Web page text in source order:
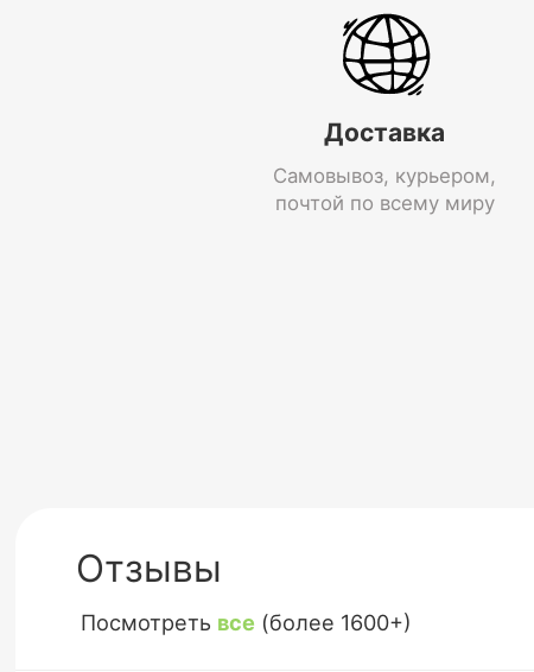
Доставка
Самовывоз, курьером,
почтой по всему миру
Отзывы
Посмотреть все (более 1600+)